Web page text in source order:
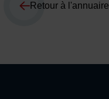
Retour à l'annuaire